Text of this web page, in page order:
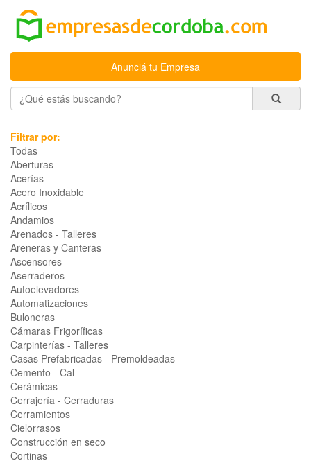
Anunciá tu Empresa
Filtrar por:
Todas
Aberturas
Acerías
Acero Inoxidable
Acrílicos
Andamios
Arenados - Talleres
Areneras y Canteras
Ascensores
Aserraderos
Autoelevadores
Automatizaciones
Buloneras
Cámaras Frigoríficas
Carpinterías - Talleres
Casas Prefabricadas - Premoldeadas
Cemento - Cal
Cerámicas
Cerrajería - Cerraduras
Cerramientos
Cielorrasos
Construcción en seco
Cortinas